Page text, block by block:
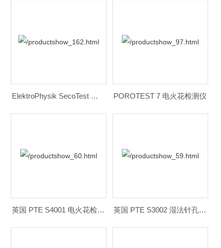
ElektroPhysik SecoTest 划格器 百格刀 POROTEST 7 电火花检测仪
英国 PTE S4001 电火花检测仪 英国 PTE S3002 湿法针孔检测仪